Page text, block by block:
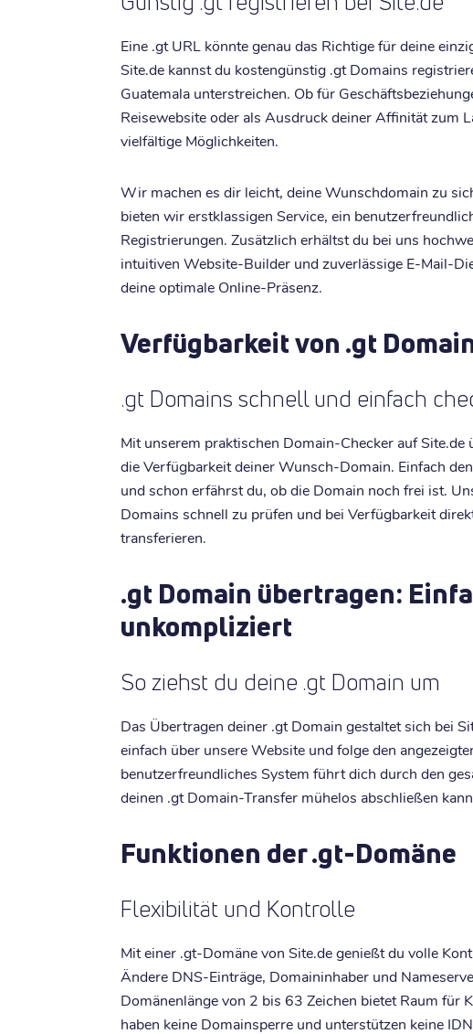
Eine .gt URL könnte genau das Richtige für deine
Site.de kannst du kostengünstig .gt Domains
Guatemala unterstreichen. Ob für
Reisewebsite oder als Ausdruck deiner Affinität zum
vielfältige Möglichkeiten.
Wir machen es dir leicht, deine Wunschdomain zu
bieten wir erstklassigen Service, ein
Registrierungen. Zusätzlich erhältst du bei uns
intuitiven Website-Builder und zuverlässige E-Mail-
deine optimale Online-Präsenz.
Verfügbarkeit von .gt
.gt Domains schnell und einfach
Mit unserem praktischen Domain-Checker auf
die Verfügbarkeit deiner Wunsch-Domain. Einfach
und schon erfährst du, ob die Domain noch frei ist.
Domains schnell zu prüfen und bei Verfügbarkeit
transferieren.
.gt Domain übertragen:
unkompliziert
So ziehst du deine .gt Domain um
Das Übertragen deiner .gt Domain gestaltet sich bei
einfach über unsere Website und folge den
benutzerfreundliches System führt dich durch den
deinen .gt Domain-Transfer mühelos abschließen
Funktionen der .gt-Domäne
Flexibilität und Kontrolle
Mit einer .gt-Domäne von Site.de genießt du volle
Ändere DNS-Einträge, Domaininhaber und
Domänenlänge von 2 bis 63 Zeichen bietet Raum für
haben keine Domainsperre und unterstützen keine